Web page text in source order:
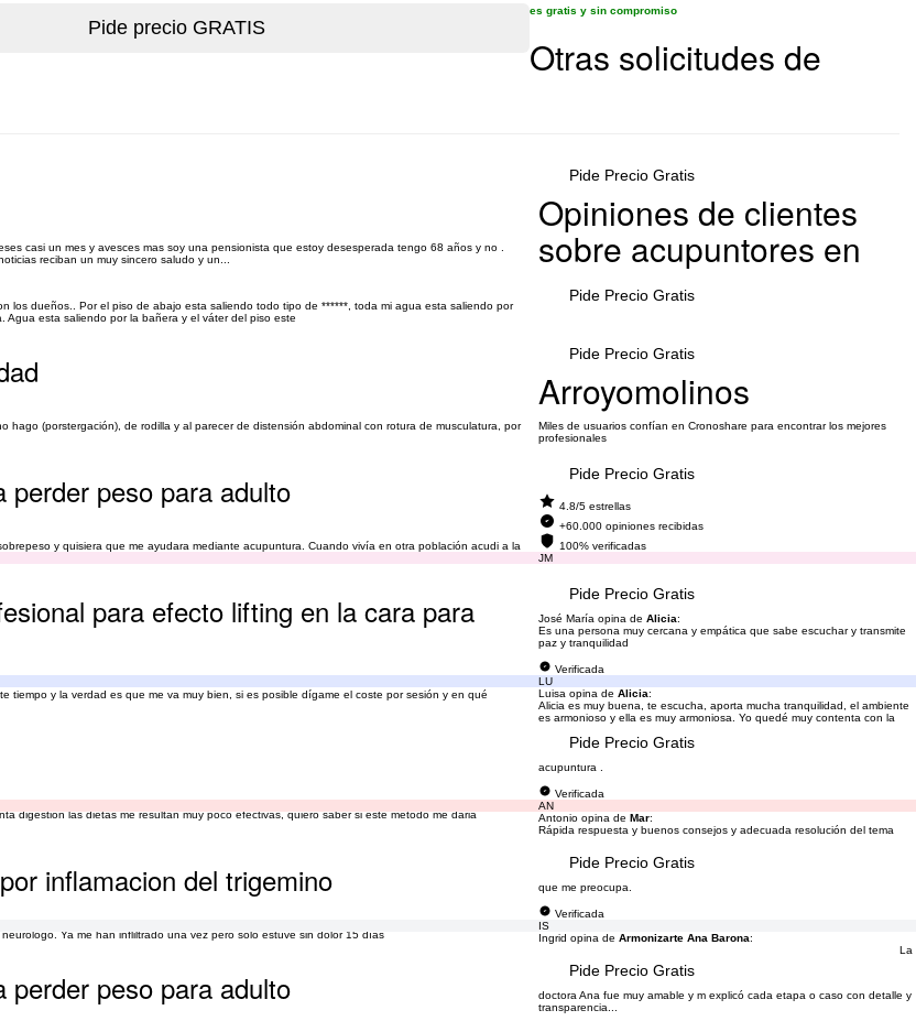
es gratis y sin compromiso
Otras solicitudes de
casi un mes y avesces mas soy una pensionista que estoy desesperada tengo 68 años y no .
reciban un muy sincero saludo y un...
Pide Precio Gratis
los dueños.. Por el piso de abajo esta saliendo todo tipo de ******, toda mi agua esta saliendo por
esta saliendo por la bañera y el váter del piso este
Pide Precio Gratis
(porstergación), de rodilla y al parecer de distensión abdominal con rotura de musculatura, por
Pide Precio Gratis
perder peso para adulto
y quisiera que me ayudara mediante acupuntura. Cuando vivía en otra población acudi a la
Pide Precio Gratis
para efecto lifting en la cara para
y la verdad es que me va muy bien, si es posible dígame el coste por sesión y en qué
Pide Precio Gratis
digestion las dietas me resultan muy poco efectivas, quiero saber si este método me daria
Pide Precio Gratis
inflamacion del trigemino
Ya me han infliltrado una vez pero solo estuve sin dolor 15 días
Pide Precio Gratis
perder peso para adulto Pide Precio Gratis
Opiniones de clientes
sobre acupuntores en
Arroyomolinos
Miles de usuarios confían en Cronoshare para encontrar los mejores
profesionales
4.8/5 estrellas
+60.000 opiniones recibidas
100% verificadas
JM
José María opina de Alicia:
Es una persona muy cercana y empática que sabe escuchar y transmite
paz y tranquilidad
Verificada
LU
Luisa opina de Alicia:
Alicia es muy buena, te escucha, aporta mucha tranquilidad, el ambiente
es armonioso y ella es muy armoniosa. Yo quedé muy contenta con la
acupuntura .
Verificada
AN
Antonio opina de Mar:
Rápida respuesta y buenos consejos y adecuada resolución del tema
que me preocupa.
Verificada
IS
Ingrid opina de Armonizarte Ana Barona:
La
doctora Ana fue muy amable y m explicó cada etapa o caso con detalle y
transparencia...